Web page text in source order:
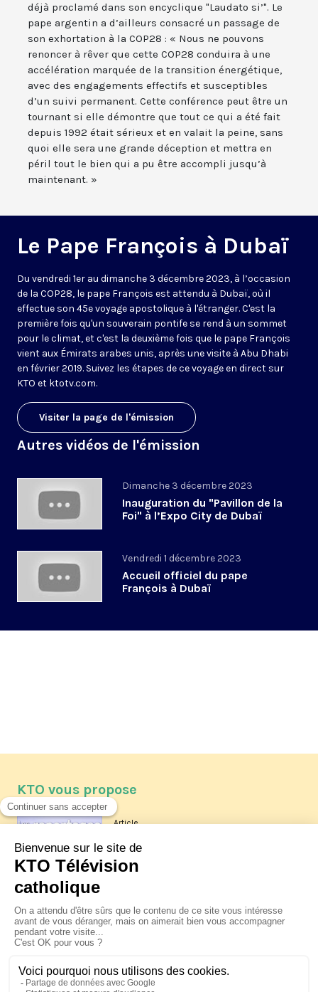
déjà proclamé dans son encyclique "Laudato si’". Le
pape argentin a d’ailleurs consacré un passage de
son exhortation à la COP28 : « Nous ne pouvons
renoncer à rêver que cette COP28 conduira à une
accélération marquée de la transition énergétique,
avec des engagements effectifs et susceptibles
d’un suivi permanent. Cette conférence peut être un
tournant si elle démontre que tout ce qui a été fait
depuis 1992 était sérieux et en valait la peine, sans
quoi elle sera une grande déception et mettra en
péril tout le bien qui a pu être accompli jusqu’à
maintenant. »
Le Pape François à Dubaï
Du vendredi 1er au dimanche 3 décembre 2023, à l’occasion
de la COP28, le pape François est attendu à Dubaï, où il
effectue son 45e voyage apostolique à l'étranger. C'est la
première fois qu'un souverain pontife se rend à un sommet
pour le climat, et c'est la deuxième fois que le pape François
vient aux Émirats arabes unis, après une visite à Abu Dhabi
en février 2019. Suivez les étapes de ce voyage en direct sur
KTO et ktotv.com.
Visiter la page de l'émission
Autres vidéos de l'émission
Dimanche 3 décembre 2023
Inauguration du "Pavillon de la
Foi" à l’Expo City de Dubaï
Vendredi 1 décembre 2023
Accueil officiel du pape
François à Dubaï
KTO vous propose
Article
La visite pastorale du pape Léon
XIV à Assise à suivre sur KTO le
jeudi 6 août
Le pape en Uruguay, Argentine et
Pérou du 6 au 17 novembre 2026